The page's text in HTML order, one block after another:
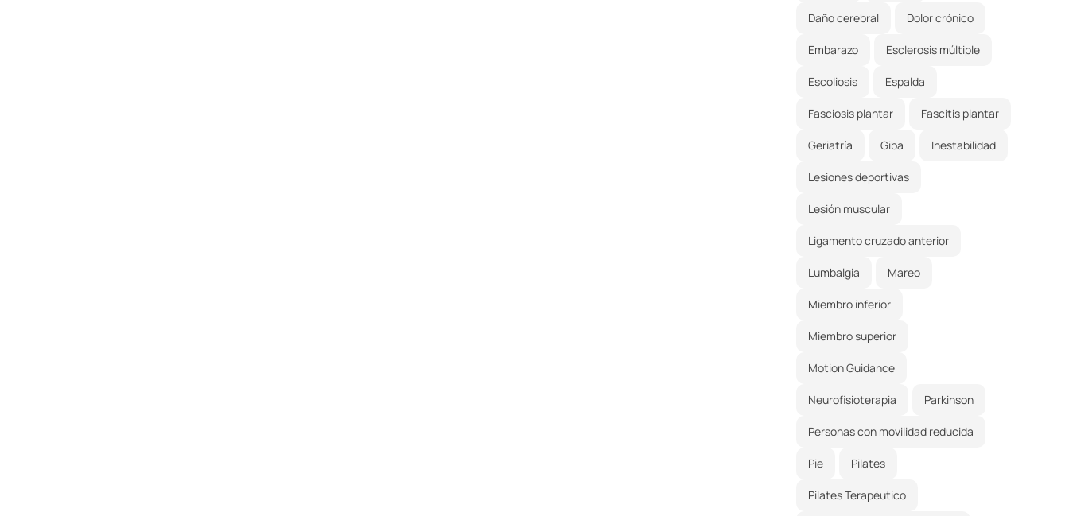
Daño cerebral Dolor crónico
Embarazo Esclerosis múltiple
Escoliosis Espalda
Fasciosis plantar Fascitis plantar
Geriatría Giba Inestabilidad
Lesiones deportivas
Lesión muscular
Ligamento cruzado anterior
Lumbalgia Mareo
Miembro inferior
Miembro superior
Motion Guidance
Neurofisioterapia Parkinson
Personas con movilidad reducida
Pie Pilates
Pilates Terapéutico